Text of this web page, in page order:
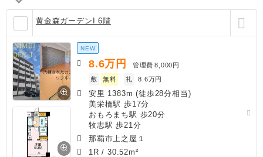
黄金森ガーデンI 6階
NEW
8.6万円 管理費 8,000円
敷
無料 礼 8.6万円
安里 1383m (徒歩28分相当)
美栄橋駅 歩17分
おもろまち駅 歩20分
牧志駅 歩21分
那覇市上之屋１
1R /30.52m²